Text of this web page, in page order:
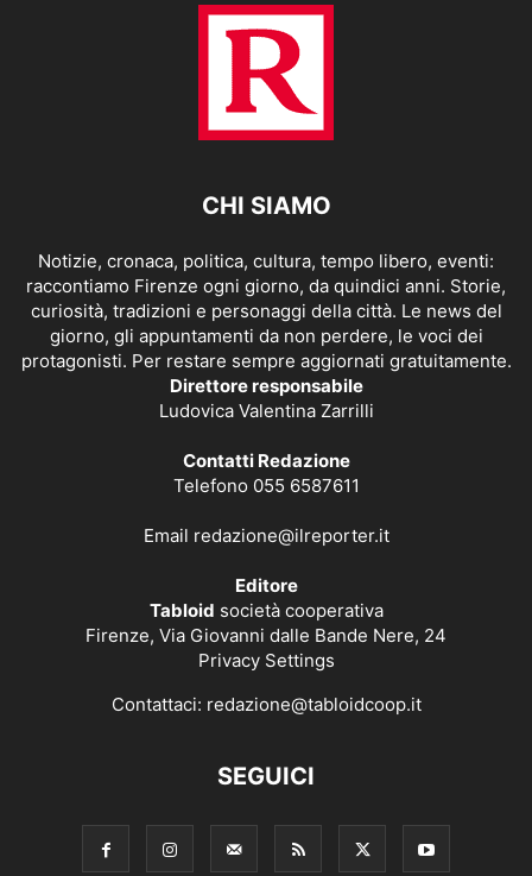
CHI SIAMO
Notizie, cronaca, politica, cultura, tempo libero, eventi:
raccontiamo Firenze ogni giorno, da quindici anni. Storie,
curiosità, tradizioni e personaggi della città. Le news del
giorno, gli appuntamenti da non perdere, le voci dei
protagonisti. Per restare sempre aggiornati gratuitamente.
Direttore responsabile
Ludovica Valentina Zarrilli
Contatti Redazione
Telefono 055 6587611
Email redazione@ilreporter.it
Editore
Tabloid società cooperativa
Firenze, Via Giovanni dalle Bande Nere, 24
Privacy Settings
Contattaci: redazione@tabloidcoop.it
SEGUICI